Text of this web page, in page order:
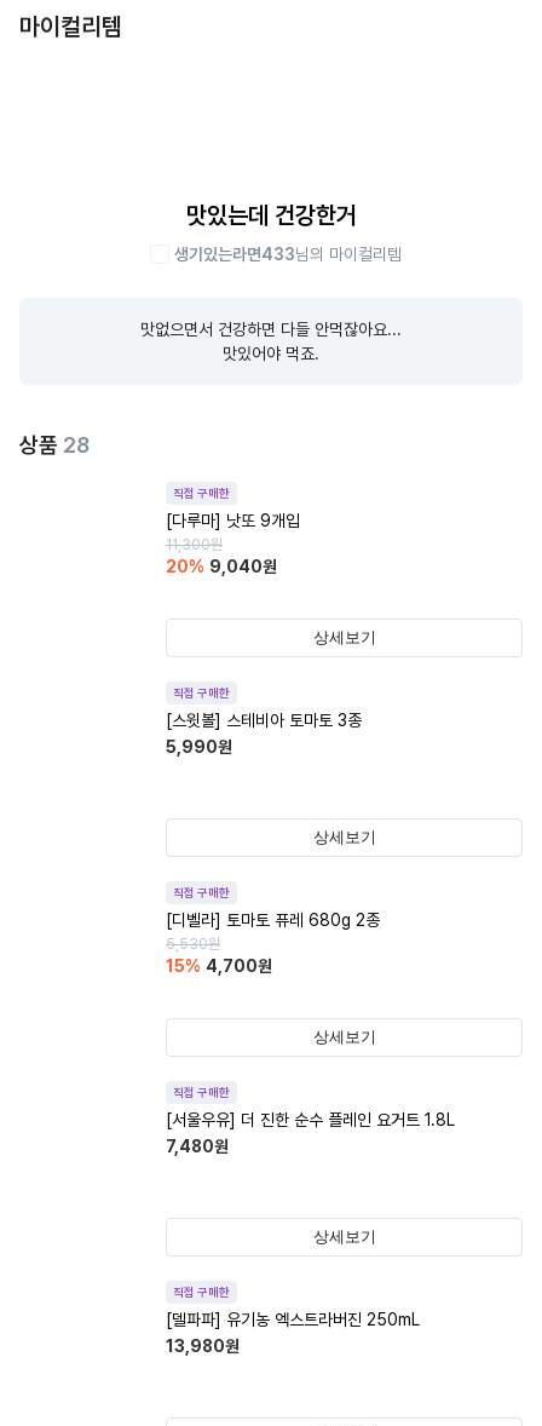
마이컬리템
맛있는데 건강한거
생기있는라면433님의 마이컬리템
맛없으면서 건강하면 다들 안먹잖아요...
맛있어야 먹죠.
상품 28
직접 구매한
[다루마] 낫또 9개입
11,300원
20% 9,040원
상세보기
직접 구매한
[스윗볼] 스테비아 토마토 3종
5,990원
상세보기
직접 구매한
[디벨라] 토마토 퓨레 680g 2종
5,530원
15% 4,700원
상세보기
직접 구매한
[서울우유] 더 진한 순수 플레인 요거트 1.8L
7,480원
상세보기
직접 구매한
[델파파] 유기농 엑스트라버진 250mL
13,980원